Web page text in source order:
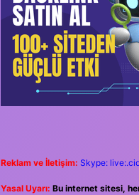
Reklam ve İletişim: Skype:
Yasal Uyarı: Bu internet sitesi,